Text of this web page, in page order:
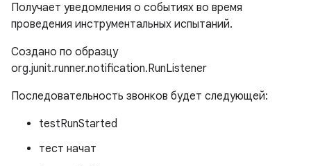
Получает уведомления о событиях во время
проведения инструментальных испытаний.
Создано по образцу
org.junit.runner.notification.RunListener
Последовательность звонков будет следующей:
testRunStarted
тест начат